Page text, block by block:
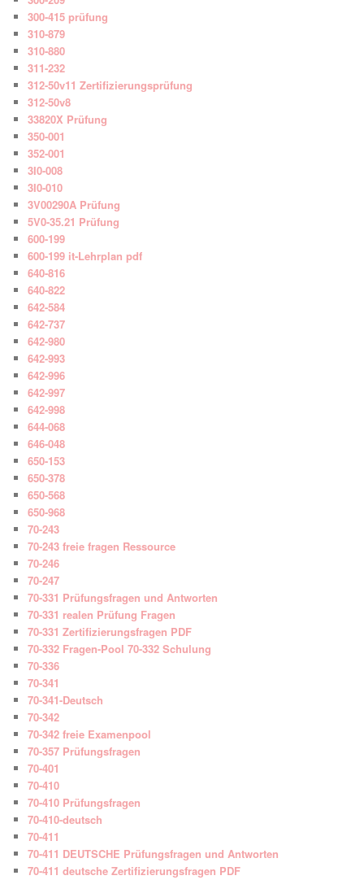
300-415 prüfung
310-879
310-880
311-232
312-50v11 Zertifizierungsprüfung
312-50v8
33820X Prüfung
350-001
352-001
3I0-008
3I0-010
3V00290A Prüfung
5V0-35.21 Prüfung
600-199
600-199 it-Lehrplan pdf
640-816
640-822
642-584
642-737
642-980
642-993
642-996
642-997
642-998
644-068
646-048
650-153
650-378
650-568
650-968
70-243
70-243 freie fragen Ressource
70-246
70-247
70-331 Prüfungsfragen und Antworten
70-331 realen Prüfung Fragen
70-331 Zertifizierungsfragen PDF
70-332 Fragen-Pool 70-332 Schulung
70-336
70-341
70-341-Deutsch
70-342
70-342 freie Examenpool
70-357 Prüfungsfragen
70-401
70-410
70-410 Prüfungsfragen
70-410-deutsch
70-411
70-411 DEUTSCHE Prüfungsfragen und Antworten
70-411 deutsche Zertifizierungsfragen PDF